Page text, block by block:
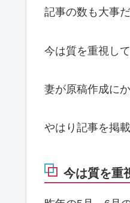
記事の数も大事
今は質を重視して
妻が原稿作成に
やはり記事を掲
今は質を重